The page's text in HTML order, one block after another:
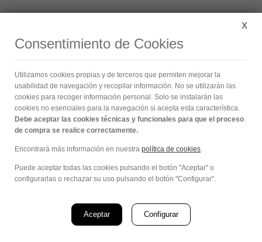
Buscar:
Archivos diarios:junio 7, 2020
Estás aquí:
X
Consentimiento de Cookies
Utilizamos cookies propias y de terceros que permiten mejorar la
usabilidad de navegación y recopilar información. No se utilizarán las
cookies para recoger información personal. Solo se instalarán las
cookies no esenciales para la navegación si acepta esta característica.
Debe aceptar las cookies técnicas y funcionales para que el proceso
de compra se realice correctamente.
Encontrará más información en nuestra política de cookies.
Puede aceptar todas las cookies pulsando el botón "Aceptar" o
configurarlas o rechazar su uso pulsando el botón "Configurar".
Aceptar Configurar